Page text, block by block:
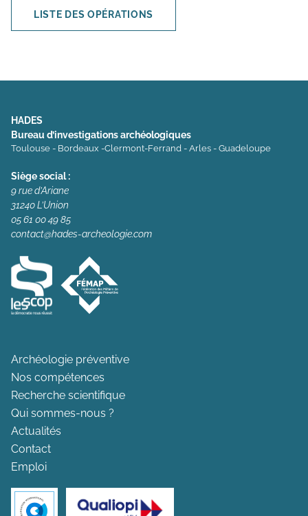
LISTE DES OPÉRATIONS
HADES
Bureau d’investigations archéologiques
Toulouse - Bordeaux -Clermont-Ferrand - Arles - Guadeloupe
Siège social :
9 rue d’Ariane
31240 L’Union
05 61 00 49 85
contact@hades-archeologie.com
Archéologie préventive
Nos compétences
Recherche scientifique
Qui sommes-nous ?
Actualités
Contact
Emploi